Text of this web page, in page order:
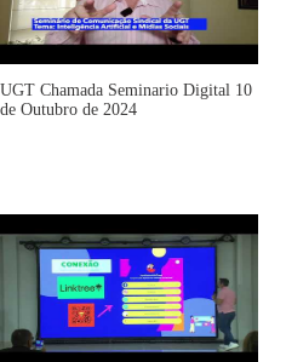
UGT Chamada Seminario Digital 10
de Outubro de 2024